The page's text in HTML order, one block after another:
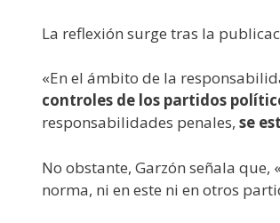
La reflexión surge tras la
«En el ámbito de la
controles de los partidos
responsabilidades penales, se
No obstante, Garzón señala que,
norma, ni en este ni en otros